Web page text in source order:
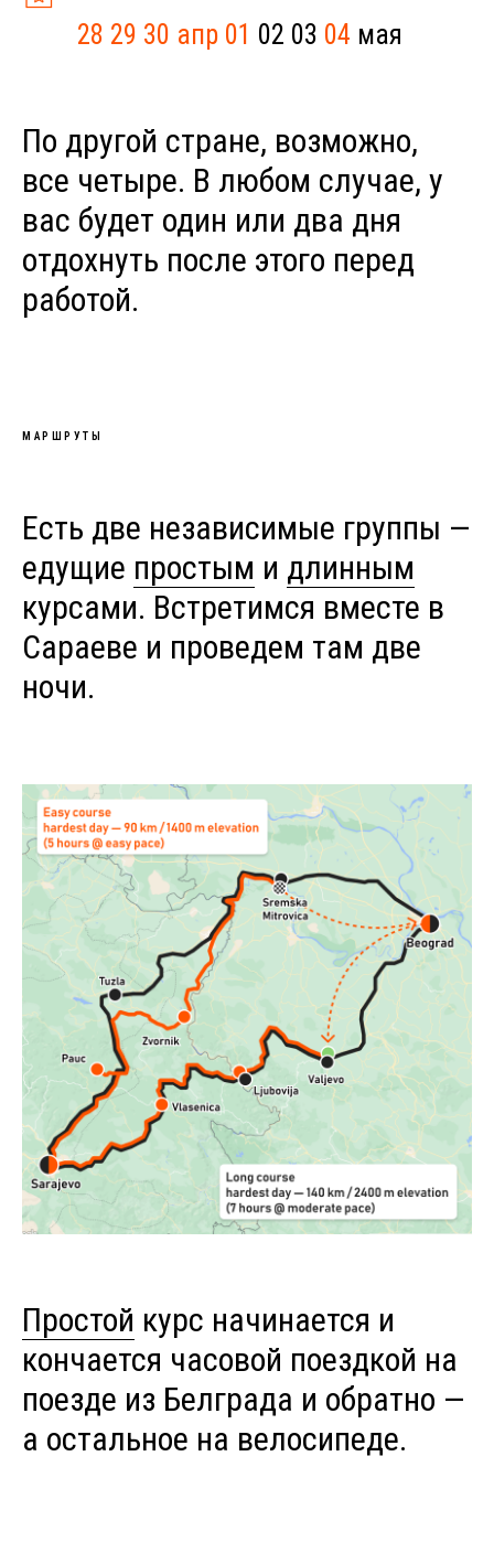
28 29 30 апр 01 02 03 04 мая
По другой стране, возможно,
все четыре. В любом случае, у
вас будет один или два дня
отдохнуть после этого перед
работой.
МАРШРУТЫ
Есть две независимые группы —
едущие простым и длинным
курсами. Встретимся вместе в
Сараеве и проведем там две
ночи.
Простой курс начинается и
кончается часовой поездкой на
поезде из Белграда и обратно —
а остальное на велосипеде.